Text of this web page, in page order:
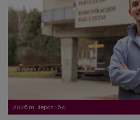
2026 m. liepos 16 d.